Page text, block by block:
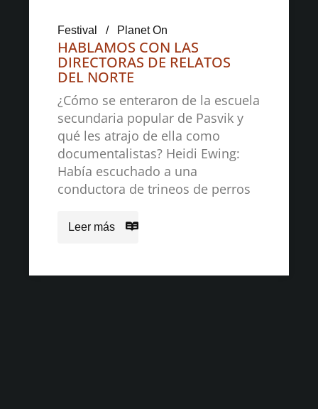
Festival Planet On
HABLAMOS CON LAS
DIRECTORAS DE RELATOS
DEL NORTE
¿Cómo se enteraron de la escuela
secundaria popular de Pasvik y
qué les atrajo de ella como
documentalistas? Heidi Ewing:
Había escuchado a una
conductora de trineos de perros
Leer más